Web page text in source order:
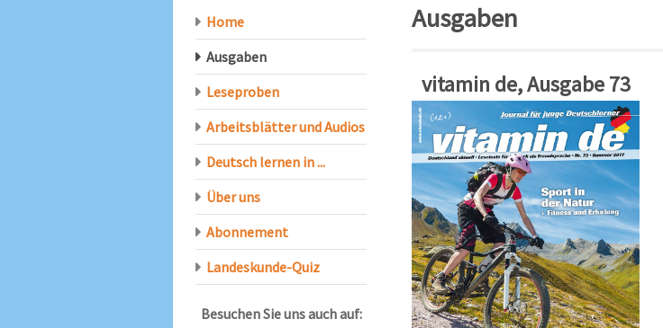
Home
Ausgaben
Leseproben
Arbeitsblätter und Audios
Deutsch lernen in ...
Über uns
Abonnement
Landeskunde-Quiz
Besuchen Sie uns auch auf:
Ausgaben
vitamin de, Ausgabe 73